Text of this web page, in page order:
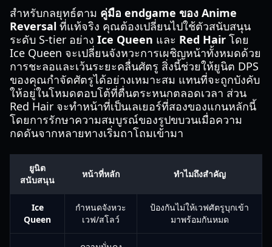
สำหรับกลยุทธ์ตาม คู่มือ endgame ของ Anime
Reversal ที่แท้จริง คุณต้องเปลี่ยนไปใช้ตัวสนับสนุน
ระดับ S-tier อย่าง Ice Queen และ Red Hair โดย
Ice Queen จะเปลี่ยนจังหวะการเผชิญหน้าทั้งหมดด้วย
การชะลอและเว้นระยะคลื่นศัตรู สิ่งนี้ช่วยให้ยูนิต DPS
ของคุณกำจัดศัตรูได้อย่างเหมาะสม แทนที่จะถูกบังคับ
ให้อยู่ในโหมดตอบโต้ที่ตื่นตระหนกตลอดเวลา ส่วน
Red Hair จะทำหน้าที่เป็นเลเยอร์ที่สองของแกนหลักนี้
โดยการรักษาความสมบูรณ์ของรูปขบวนเมื่อความ
กดดันจากหลายทางเริ่มถาโถมเข้ามา
ยูนิต
สนับสนุน
หน้าที่หลัก ทำไมถึงสำคัญ
Ice
Queen
กำหนดจังหวะ
เวฟ/สโลว์
ป้องกันไม่ให้เวฟศัตรูบุกเข้า
มาพร้อมกันหมด